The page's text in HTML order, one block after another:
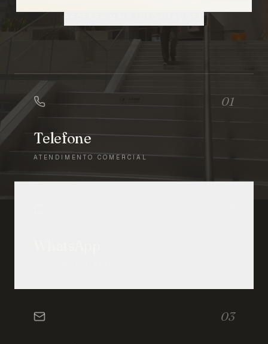
01
Telefone
ATENDIMENTO COMERCIAL
03